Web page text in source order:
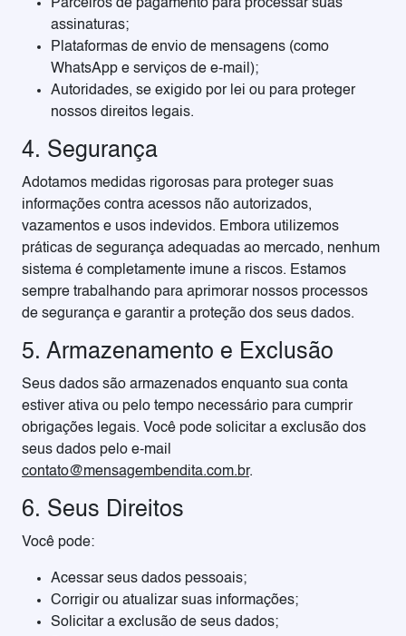
Parceiros de pagamento para processar suas
assinaturas;
Plataformas de envio de mensagens (como
WhatsApp e serviços de e-mail);
Autoridades, se exigido por lei ou para proteger
nossos direitos legais.
4. Segurança
Adotamos medidas rigorosas para proteger suas
informações contra acessos não autorizados,
vazamentos e usos indevidos. Embora utilizemos
práticas de segurança adequadas ao mercado, nenhum
sistema é completamente imune a riscos. Estamos
sempre trabalhando para aprimorar nossos processos
de segurança e garantir a proteção dos seus dados.
5. Armazenamento e Exclusão
Seus dados são armazenados enquanto sua conta
estiver ativa ou pelo tempo necessário para cumprir
obrigações legais. Você pode solicitar a exclusão dos
seus dados pelo e-mail
contato@mensagembendita.com.br.
6. Seus Direitos
Você pode:
Acessar seus dados pessoais;
Corrigir ou atualizar suas informações;
Solicitar a exclusão de seus dados;